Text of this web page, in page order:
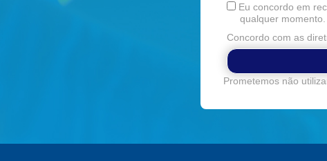
Eu concordo em
qualquer momento.
Concordo com as
Prometemos não